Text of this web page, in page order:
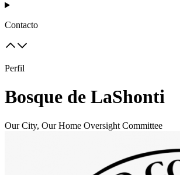
Contacto
Perfil
Bosque de LaShonti
Our City, Our Home Oversight Committee